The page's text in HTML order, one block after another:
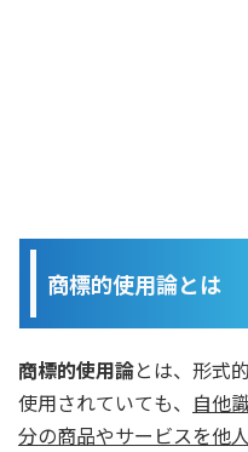
商標的使用論とは
商標的使用論とは、形式
使用されていても、 自他
分の商品やサービスを他